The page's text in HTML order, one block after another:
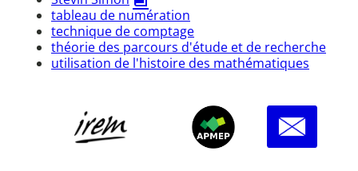
tableau de numération
technique de comptage
théorie des parcours d'étude et de recherche
utilisation de l'histoire des mathématiques